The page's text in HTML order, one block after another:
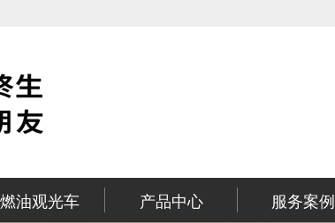
燃油观光车 产品中心 服务案例